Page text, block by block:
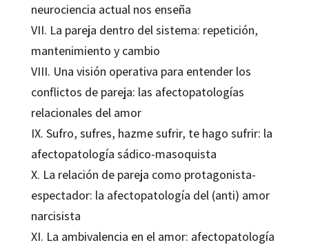
neurociencia actual nos enseña
VII. La pareja dentro del sistema: repetición,
mantenimiento y cambio
VIII. Una visión operativa para entender los
conflictos de pareja: las afectopatologías
relacionales del amor
IX. Sufro, sufres, hazme sufrir, te hago sufrir: la
afectopatología sádico-masoquista
X. La relación de pareja como protagonista-
espectador: la afectopatología del (anti) amor
narcisista
XI. La ambivalencia en el amor: afectopatología